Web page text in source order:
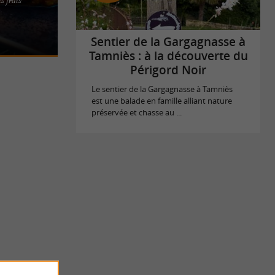
au
Une
Sentier de la Gargagnasse à
Tamniès : à la découverte du
Périgord Noir
Le sentier de la Gargagnasse à Tamniès
est une balade en famille alliant nature
préservée et chasse au ...